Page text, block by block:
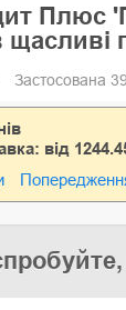
Плюс
щасливі
Застосована
від